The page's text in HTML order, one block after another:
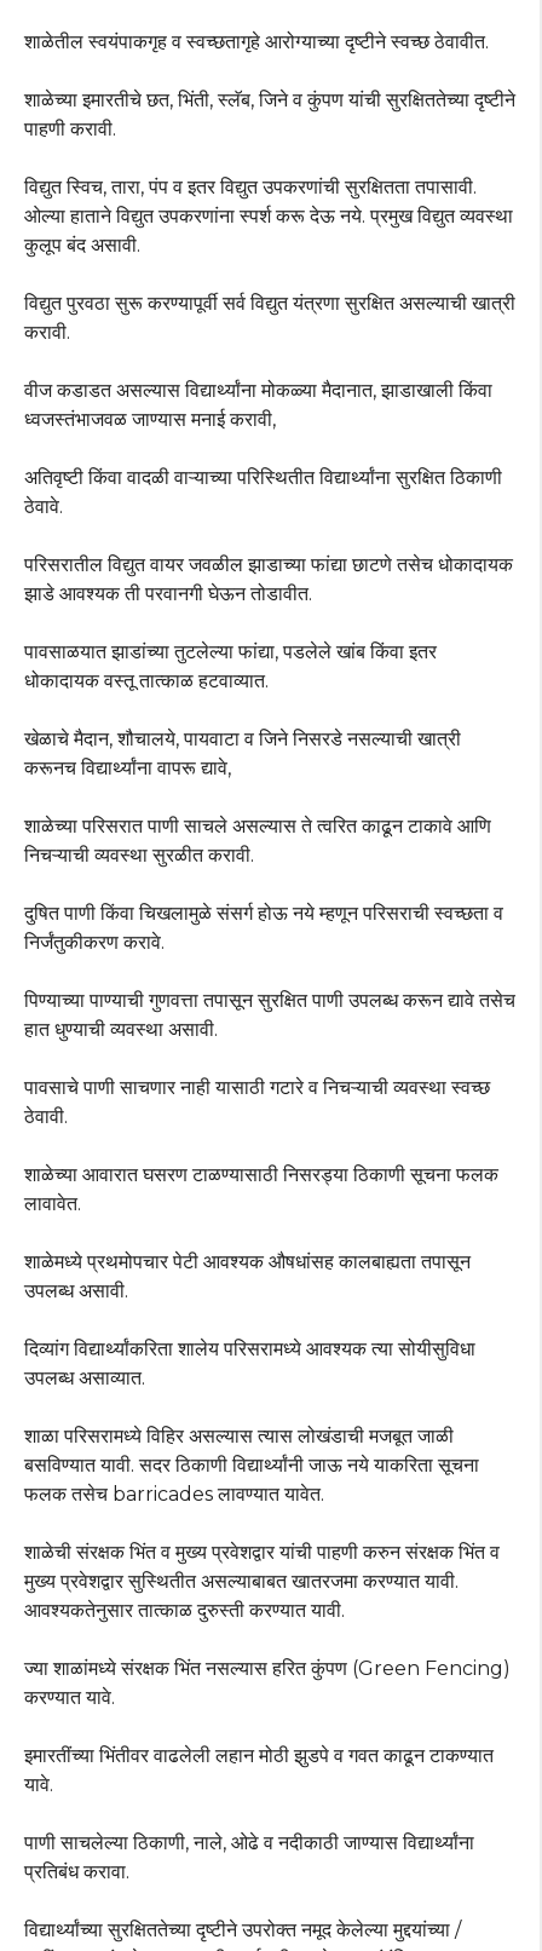
शाळेतील स्वयंपाकगृह व स्वच्छतागृहे आरोग्याच्या दृष्टीने स्वच्छ ठेवावीत.
शाळेच्या इमारतीचे छत, भिंती, स्लॅब, जिने व कुंपण यांची सुरक्षिततेच्या दृष्टीने
पाहणी करावी.
विद्युत स्विच, तारा, पंप व इतर विद्युत उपकरणांची सुरक्षितता तपासावी.
ओल्या हाताने विद्युत उपकरणांना स्पर्श करू देऊ नये. प्रमुख विद्युत व्यवस्था
कुलूप बंद असावी.
विद्युत पुरवठा सुरू करण्यापूर्वी सर्व विद्युत यंत्रणा सुरक्षित असल्याची खात्री
करावी.
वीज कडाडत असल्यास विद्यार्थ्यांना मोकळ्या मैदानात, झाडाखाली किंवा
ध्वजस्तंभाजवळ जाण्यास मनाई करावी,
अतिवृष्टी किंवा वादळी वाऱ्याच्या परिस्थितीत विद्यार्थ्यांना सुरक्षित ठिकाणी
ठेवावे.
परिसरातील विद्युत वायर जवळील झाडाच्या फांद्या छाटणे तसेच धोकादायक
झाडे आवश्यक ती परवानगी घेऊन तोडावीत.
पावसाळयात झाडांच्या तुटलेल्या फांद्या, पडलेले खांब किंवा इतर
धोकादायक वस्तू तात्काळ हटवाव्यात.
खेळाचे मैदान, शौचालये, पायवाटा व जिने निसरडे नसल्याची खात्री
करूनच विद्यार्थ्यांना वापरू द्यावे,
शाळेच्या परिसरात पाणी साचले असल्यास ते त्वरित काढून टाकावे आणि
निचऱ्याची व्यवस्था सुरळीत करावी.
दुषित पाणी किंवा चिखलामुळे संसर्ग होऊ नये म्हणून परिसराची स्वच्छता व
निर्जंतुकीकरण करावे.
पिण्याच्या पाण्याची गुणवत्ता तपासून सुरक्षित पाणी उपलब्ध करून द्यावे तसेच
हात धुण्याची व्यवस्था असावी.
पावसाचे पाणी साचणार नाही यासाठी गटारे व निचऱ्याची व्यवस्था स्वच्छ
ठेवावी.
शाळेच्या आवारात घसरण टाळण्यासाठी निसरड्या ठिकाणी सूचना फलक
लावावेत.
शाळेमध्ये प्रथमोपचार पेटी आवश्यक औषधांसह कालबाह्यता तपासून
उपलब्ध असावी.
दिव्यांग विद्यार्थ्यांकरिता शालेय परिसरामध्ये आवश्यक त्या सोयीसुविधा
उपलब्ध असाव्यात.
शाळा परिसरामध्ये विहिर असल्यास त्यास लोखंडाची मजबूत जाळी
बसविण्यात यावी. सदर ठिकाणी विद्यार्थ्यांनी जाऊ नये याकरिता सूचना
फलक तसेच barricades लावण्यात यावेत.
शाळेची संरक्षक भिंत व मुख्य प्रवेशद्वार यांची पाहणी करुन संरक्षक भिंत व
मुख्य प्रवेशद्वार सुस्थितीत असल्याबाबत खातरजमा करण्यात यावी.
आवश्यकतेनुसार तात्काळ दुरुस्ती करण्यात यावी.
ज्या शाळांमध्ये संरक्षक भिंत नसल्यास हरित कुंपण (Green Fencing)
करण्यात यावे.
इमारतींच्या भिंतीवर वाढलेली लहान मोठी झुडपे व गवत काढून टाकण्यात
यावे.
पाणी साचलेल्या ठिकाणी, नाले, ओढे व नदीकाठी जाण्यास विद्यार्थ्यांना
प्रतिबंध करावा.
विद्यार्थ्यांच्या सुरक्षिततेच्या दृष्टीने उपरोक्त नमूद केलेल्या मुद्दयांच्या /